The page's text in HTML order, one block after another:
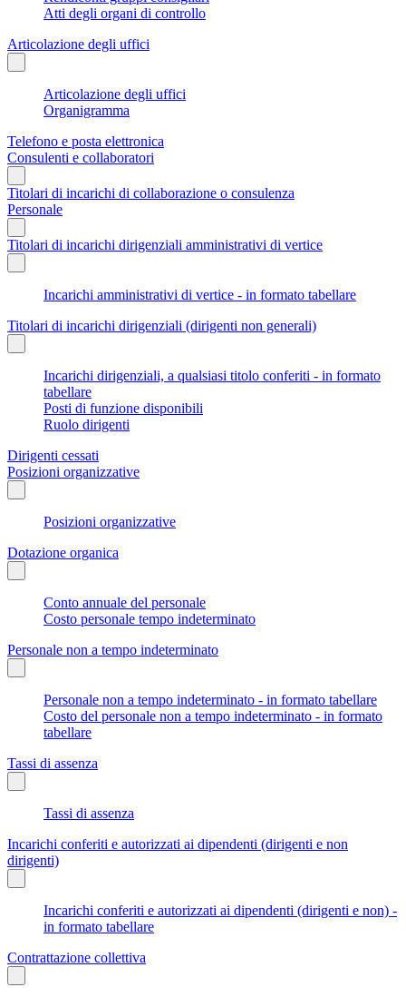
Atti degli organi di controllo
Articolazione degli uffici
Articolazione degli uffici
Organigramma
Telefono e posta elettronica
Consulenti e collaboratori
Titolari di incarichi di collaborazione o consulenza
Personale
Titolari di incarichi dirigenziali amministrativi di vertice
Incarichi amministrativi di vertice - in formato tabellare
Titolari di incarichi dirigenziali (dirigenti non generali)
Incarichi dirigenziali, a qualsiasi titolo conferiti - in formato
tabellare
Posti di funzione disponibili
Ruolo dirigenti
Dirigenti cessati
Posizioni organizzative
Posizioni organizzative
Dotazione organica
Conto annuale del personale
Costo personale tempo indeterminato
Personale non a tempo indeterminato
Personale non a tempo indeterminato - in formato tabellare
Costo del personale non a tempo indeterminato - in formato
tabellare
Tassi di assenza
Tassi di assenza
Incarichi conferiti e autorizzati ai dipendenti (dirigenti e non
dirigenti)
Incarichi conferiti e autorizzati ai dipendenti (dirigenti e non) -
in formato tabellare
Contrattazione collettiva